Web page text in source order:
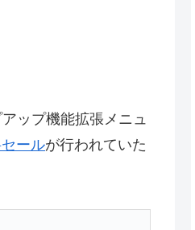
ップ機能拡張メニュ
ールが行われていた